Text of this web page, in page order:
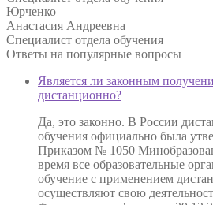
Юрченко
Анастасия Андреевна
Специалист отдела обучения
Ответы на популярные вопросы
Является ли законным
дистанционно?
Да, это законно. В России
обучения официально была
Приказом № 1050
время все образовательные
обучение с применением
осуществляют свою